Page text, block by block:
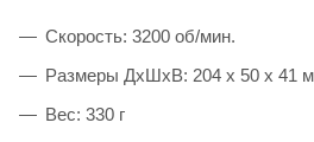
Скорость: 3200 об/мин.
Размеры ДхШхВ: 204 x 50 x 41
Вес: 330 г